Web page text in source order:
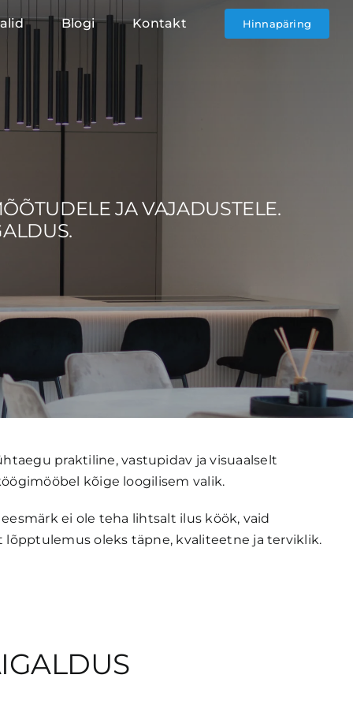
Blogi Kontakt Hinnapäring
JA VAJADUSTELE.
praktiline, vastupidav ja visuaalselt
kõige loogilisem valik.
ei ole teha lihtsalt ilus köök, vaid
lõpptulemus oleks täpne, kvaliteetne ja terviklik.